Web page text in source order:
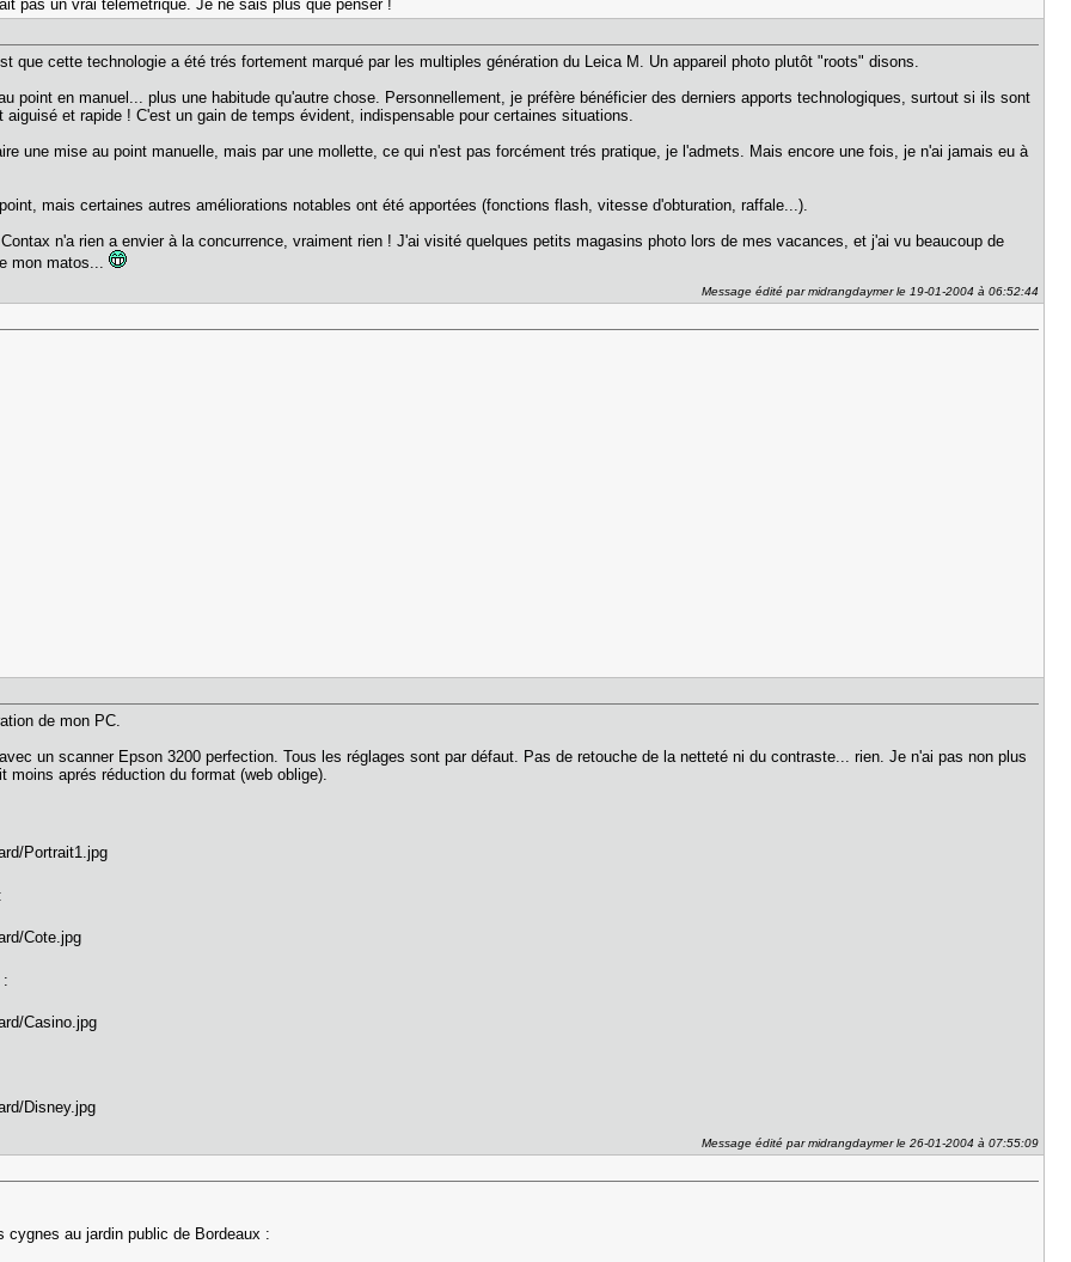
pas un vrai télémétrique. Je ne sais plus que penser !
que cette technologie a été trés fortement marqué par les multiples génération du Leica M. Un appareil photo plutôt "roots" disons.
point en manuel... plus une habitude qu'autre chose. Personnellement, je préfère bénéficier des derniers apports technologiques, surtout si ils sont
et rapide ! C'est un gain de temps évident, indispensable pour certaines situations.
une mise au point manuelle, mais par une mollette, ce qui n'est pas forcément trés pratique, je l'admets. Mais encore une fois, je n'ai jamais eu à
mais certaines autres améliorations notables ont été apportées (fonctions flash, vitesse d'obturation, raffale...).
n'a rien a envier à la concurrence, vraiment rien ! J'ai visité quelques petits magasins photo lors de mes vacances, et j'ai vu beaucoup de
mon matos...
Message édité par midrangdaymer le 19-01-2004 à 06:52:44
de mon PC.
un scanner Epson 3200 perfection. Tous les réglages sont par défaut. Pas de retouche de la netteté ni du contraste... rien. Je n'ai pas non plus
aprés réduction du format (web oblige).
:
Message édité par midrangdaymer le 26-01-2004 à 07:55:09
cygnes au jardin public de Bordeaux :